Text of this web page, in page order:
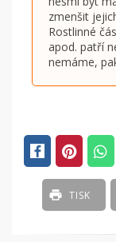
zmenšit
Rostlinné
apod. patří
nemáme,
TISK